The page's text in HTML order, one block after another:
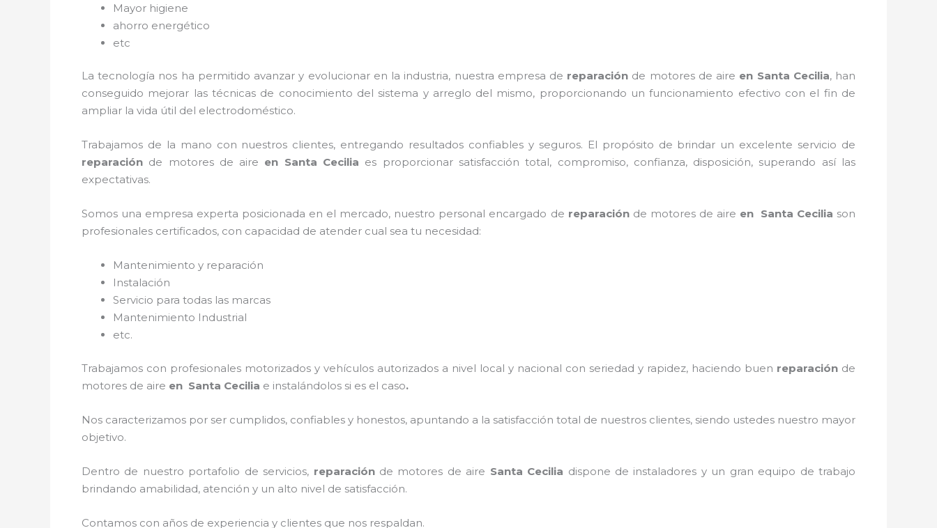
Mayor higiene
ahorro energético
etc
La tecnología nos ha permitido avanzar y evolucionar en la industria, nuestra empresa de reparación de motores de aire en Santa Cecilia, han
conseguido mejorar las técnicas de conocimiento del sistema y arreglo del mismo, proporcionando un funcionamiento efectivo con el fin de
ampliar la vida útil del electrodoméstico.
Trabajamos de la mano con nuestros clientes, entregando resultados confiables y seguros. El propósito de brindar un excelente servicio de
reparación de motores de aire en Santa Cecilia es proporcionar satisfacción total, compromiso, confianza, disposición, superando así las
expectativas.
Somos una empresa experta posicionada en el mercado, nuestro personal encargado de reparaciónde motores de aire en Santa Cecilia son
profesionales certificados, con capacidad de atender cual sea tu necesidad:
Mantenimiento y reparación
Instalación
Servicio para todas las marcas
Mantenimiento Industrial
etc.
Trabajamos con profesionales motorizados y vehículos autorizados a nivel local y nacional con seriedad y rapidez, haciendo buen reparación de
motores de aire en Santa Cecilia e instalándolos si es el caso.
Nos caracterizamos por ser cumplidos, confiables y honestos, apuntando a la satisfacción total de nuestros clientes, siendo ustedes nuestro mayor
objetivo.
Dentro de nuestro portafolio de servicios, reparaciónde motores de aire Santa Cecilia dispone de instaladores y un gran equipo de trabajo
brindando amabilidad, atención y un alto nivel de satisfacción.
Contamos con años de experiencia y clientes que nos respaldan.